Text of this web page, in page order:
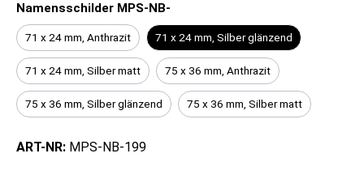
Namensschilder MPS-NB-
71 x 24 mm, Anthrazit 71 x 24 mm, Silber glänzend
71 x 24 mm, Silber matt 75 x 36 mm, Anthrazit
75 x 36 mm, Silber glänzend 75 x 36 mm, Silber matt
ART-NR: MPS-NB-199